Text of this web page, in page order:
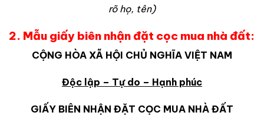
rõ họ, tên)
2. Mẫu giấy biên nhận đặt cọc mua nhà đất:
CỘNG HÒA XÃ HỘI CHỦ NGHĨA VIỆT NAM
Độc lập – Tự do – Hạnh phúc
GIẤY BIÊN NHẬN ĐẶT CỌC MUA NHÀ ĐẤT